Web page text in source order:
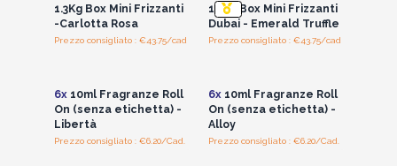
1.3Kg Box Mini Frizzanti
-Carlotta Rosa
Prezzo consigliato : €43.75/cad
1.3Kg Box Mini Frizzanti
Dubai - Emerald Truffle
Prezzo consigliato : €43.75/cad
6x10ml Fragranze Roll
On (senza etichetta) -
Libertà
Prezzo consigliato : €6.20/Cad.
6x10ml Fragranze Roll
On (senza etichetta) -
Alloy
Prezzo consigliato : €6.20/Cad.